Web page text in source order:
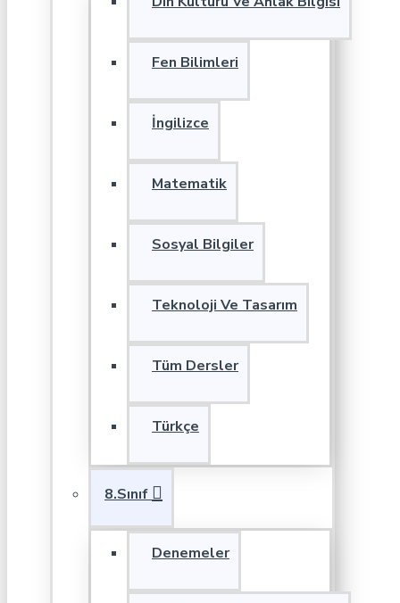
Fen Bilimleri
İngilizce
Matematik
Sosyal Bilgiler
Teknoloji Ve Tasarım
Tüm Dersler
Türkçe
8.Sınıf
Denemeler